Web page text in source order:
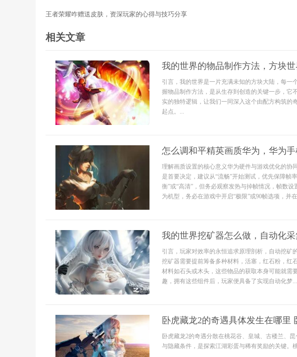
王者荣耀咋赠送皮肤，资深玩家的心得与技巧分享
相关文章
我的世界的物品制作方法，方块
引言，我的世界是一片充满未知的方块大陆，每一
握物品制作方法，是从生存到创造的关键一步，它
实的独特逻辑，让我们一同深入这个由配方构筑的
起点。...
怎么调和平精英画质华为，华为
理解画质设置的核心意义华为硬件与游戏优化的协
是首要决定，建议从“流畅”开始测试，优先保障帧
衡”或“高清”，但务必观察发热与掉帧情况，帧数
为机型，务必在游戏中开启“极限”或90帧选项，并
我的世界挖矿器怎么做，自动化
引言，玩家对效率的永恒追求原理剖析，自动挖矿
挖矿器需要提前筹备多种材料，活塞，红石粉，红
材料如石头或木头，这些物品的获取本身可能就需
趣，拥有这些组件后，玩家便具备了实现自动化梦...
卧虎藏龙2的奇遇具体发生在哪里
卧虎藏龙2的奇遇分散在桃花谷、皇城、古楼兰、
与隐藏条件，是探索江湖彩蛋与稀有奖励的关键。